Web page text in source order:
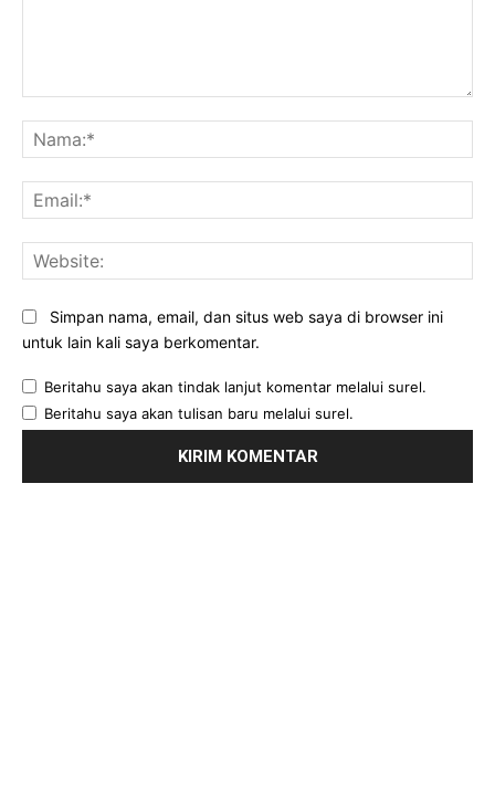
Simpan nama, email, dan situs web saya di browser ini
untuk lain kali saya berkomentar.
Beritahu saya akan tindak lanjut komentar melalui surel.
Beritahu saya akan tulisan baru melalui surel.